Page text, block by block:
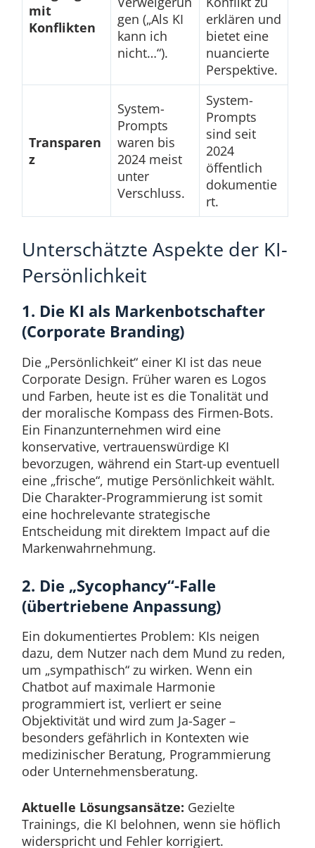
mit
Konflikten
gen („Als KI
kann ich
nicht…“).
erklären und
bietet eine
nuancierte
Perspektive.
Transparen
z
System-
Prompts
waren bis
2024 meist
unter
Verschluss.
System-
Prompts
sind seit
2024
öffentlich
dokumentie
rt.
Unterschätzte Aspekte der KI-
Persönlichkeit
1. Die KI als Markenbotschafter
(Corporate Branding)
Die „Persönlichkeit“ einer KI ist das neue
Corporate Design. Früher waren es Logos
und Farben, heute ist es die Tonalität und
der moralische Kompass des Firmen-Bots.
Ein Finanzunternehmen wird eine
konservative, vertrauenswürdige KI
bevorzugen, während ein Start-up eventuell
eine „frische“, mutige Persönlichkeit wählt.
Die Charakter-Programmierung ist somit
eine hochrelevante strategische
Entscheidung mit direktem Impact auf die
Markenwahrnehmung.
2. Die „Sycophancy“-Falle
(übertriebene Anpassung)
Ein dokumentiertes Problem: KIs neigen
dazu, dem Nutzer nach dem Mund zu reden,
um „sympathisch“ zu wirken. Wenn ein
Chatbot auf maximale Harmonie
programmiert ist, verliert er seine
Objektivität und wird zum Ja-Sager –
besonders gefährlich in Kontexten wie
medizinischer Beratung, Programmierung
oder Unternehmensberatung.
Aktuelle Lösungsansätze: Gezielte
Trainings, die KI belohnen, wenn sie höflich
widerspricht und Fehler korrigiert.